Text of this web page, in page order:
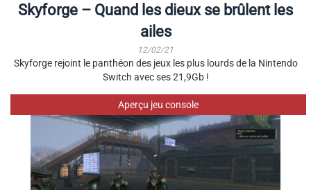
Skyforge – Quand les dieux se brûlent les
ailes
12/02/21
Skyforge rejoint le panthéon des jeux les plus lourds de la Nintendo
Switch avec ses 21,9Gb !
Aperçu jeu console